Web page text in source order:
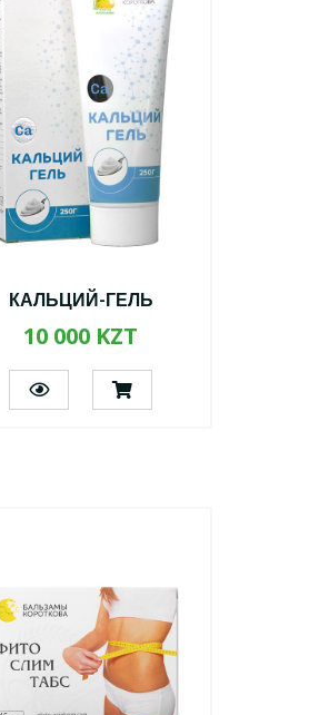
КАЛЬЦИЙ-ГЕЛЬ
10 000 KZT